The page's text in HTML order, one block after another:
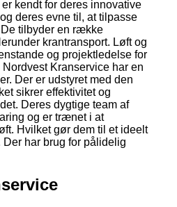
kendt for deres innovative
deres evne til, at tilpasse
tilbyder en række
krantransport. Løft og
og projektledelse for
Kranservice har en
Der er udstyret med den
sikrer effektivitet og
Deres dygtige team af
og er trænet i at
Hvilket gør dem til et ideelt
har brug for pålidelig